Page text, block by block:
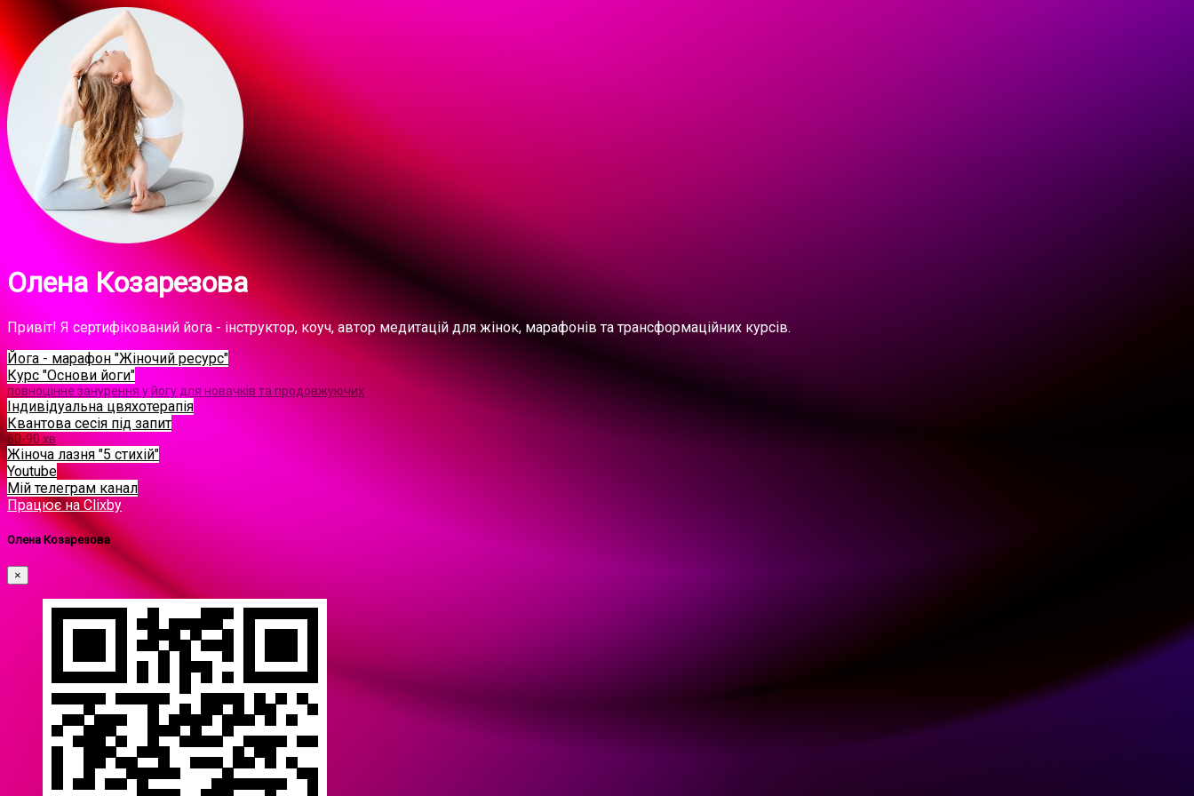
Олена Козарезова
Привіт! Я сертифікований йога - інструктор, коуч, автор медитацій для жінок, марафонів та трансформаційних курсів.
Йога - марафон "Жіночий ресурс"
Курс "Основи йоги"
повноцінне занурення у йогу для новачків та продовжуючих
Індивідуальна цвяхотерапія
Квантова сесія під запит
60-90 хв
Жіноча лазня "5 стихій"
Youtube
Мій телеграм канал
Працює на Clixby
Олена Козарезова
×